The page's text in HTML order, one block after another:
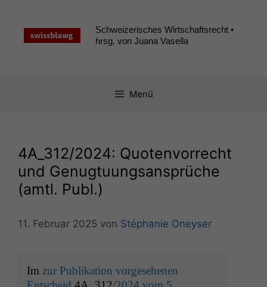
springen
Schweizerisches Wirtschaftsrecht •
hrsg. von Juana Vasella
Menü
4A_312/2024: Quotenvorrecht
und Genugtuungsansprüche
(amtl. Publ.)
11. Februar 2025 von Stéphanie Oneyser
Im zur Publikation vorgesehenen